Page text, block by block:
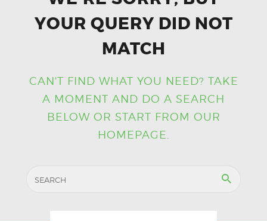
YOUR QUERY DID NOT
MATCH
CAN'T FIND WHAT YOU NEED? TAKE
A MOMENT AND DO A SEARCH
BELOW OR START FROM OUR
HOMEPAGE.